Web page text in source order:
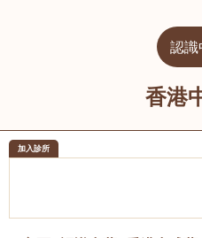
認識
香港
加入診所